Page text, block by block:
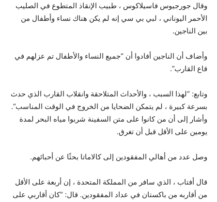
وقال جورجيوس فاسيلاكوس ، طبيب الإنقاذ المتطوع في الصليب
الأحمر اليوناني ، لبي بي سي إنه لم يكن هناك نساء وأطفال من
بين الناجين.
وأضاف أن الناجين أفادوا أن “جميع النساء والأطفال تم عزلهم في
قاع القارب”.
وتابع: “لهذا السبب ، والأحداث المتلاحقة وانقلاب القارب الذي حدث
بسرعة كبيرة ، لم يتمكن الضحايا من الخروج في الوقت المناسب”.
وأشار إلى أن من كانوا على متن السفينة شربوا مياه البحر لمدة
يومين على الأقل قبل أن تغرق.
وصل عدد من أهالي المفقودين إلى كالاماتا بحثًا عن أحبائهم.
قال أفتاب ، الذي سافر من المملكة المتحدة ، إن أربعة على الأقل
من أقاربه من باكستان في عداد المفقودين. قال: “كان أقاربي على